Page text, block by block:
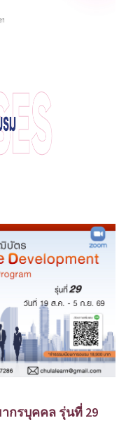
กรบุคคล รุ่นที่ 29